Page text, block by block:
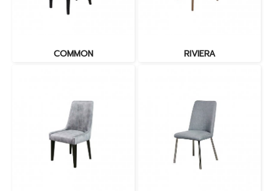
COMMON RIVIERA